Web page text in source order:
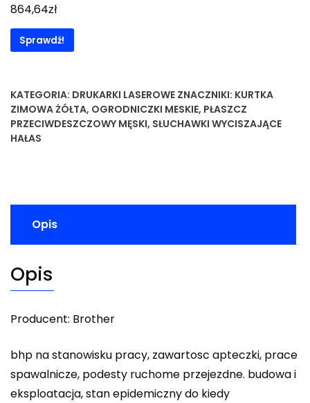
864,64zł
Sprawdź!
KATEGORIA: DRUKARKI LASEROWE ZNACZNIKI: KURTKA
ZIMOWA ŻÓŁTA, OGRODNICZKI MESKIE, PŁASZCZ
PRZECIWDESZCZOWY MĘSKI, SŁUCHAWKI WYCISZAJĄCE
HAŁAS
Opis
Opis
Producent: Brother
bhp na stanowisku pracy, zawartosc apteczki, prace
spawalnicze, podesty ruchome przejezdne. budowa i
eksploatacja, stan epidemiczny do kiedy